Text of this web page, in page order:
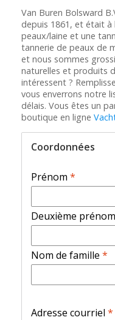
Van Buren Bolsward
depuis 1861, et était
peaux/laine et une
tannerie de peaux de
et nous sommes
naturelles et produits
intéressent ?
vous enverrons notre
délais. Vous êtes un
boutique en ligne
Coordonnées
Prénom *
Deuxième prénom
Nom de famille *
Adresse courriel *